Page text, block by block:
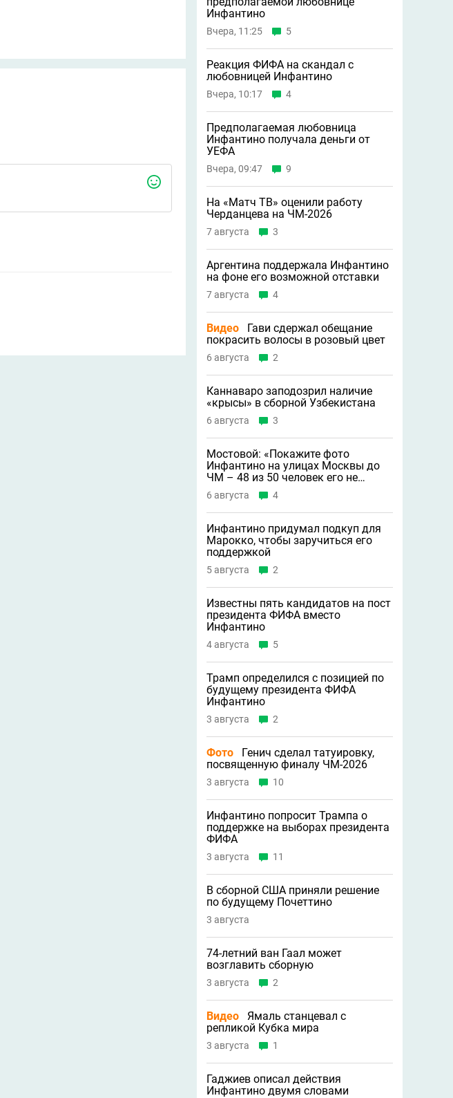
Инфантино
Вчера, 11:25 5
Реакция ФИФА на скандал с
любовницей Инфантино
Вчера, 10:17 4
Предполагаемая любовница
Инфантино получала деньги от
УЕФА
Вчера, 09:47 9
На «Матч ТВ» оценили работу
Черданцева на ЧМ-2026
7 августа 3
Аргентина поддержала Инфантино
на фоне его возможной отставки
7 августа 4
Видео
Гави сдержал обещание
покрасить волосы в розовый цвет
6 августа 2
Каннаваро заподозрил наличие
«крысы» в сборной Узбекистана
6 августа 3
Мостовой: «Покажите фото
Инфантино на улицах Москвы до
ЧМ – 48 из 50 человек его не
узнают»
6 августа 4
Инфантино придумал подкуп для
Марокко, чтобы заручиться его
поддержкой
5 августа 2
Известны пять кандидатов на пост
президента ФИФА вместо
Инфантино
4 августа 5
Трамп определился с позицией по
будущему президента ФИФА
Инфантино
3 августа 2
Фото
Генич сделал татуировку,
посвященную финалу ЧМ-2026
3 августа 10
Инфантино попросит Трампа о
поддержке на выборах президента
ФИФА
3 августа 11
В сборной США приняли решение
по будущему Почеттино
3 августа
74-летний ван Гаал может
возглавить сборную
3 августа 2
Видео
Ямаль станцевал с
репликой Кубка мира
3 августа 1
Гаджиев описал действия
Инфантино двумя словами